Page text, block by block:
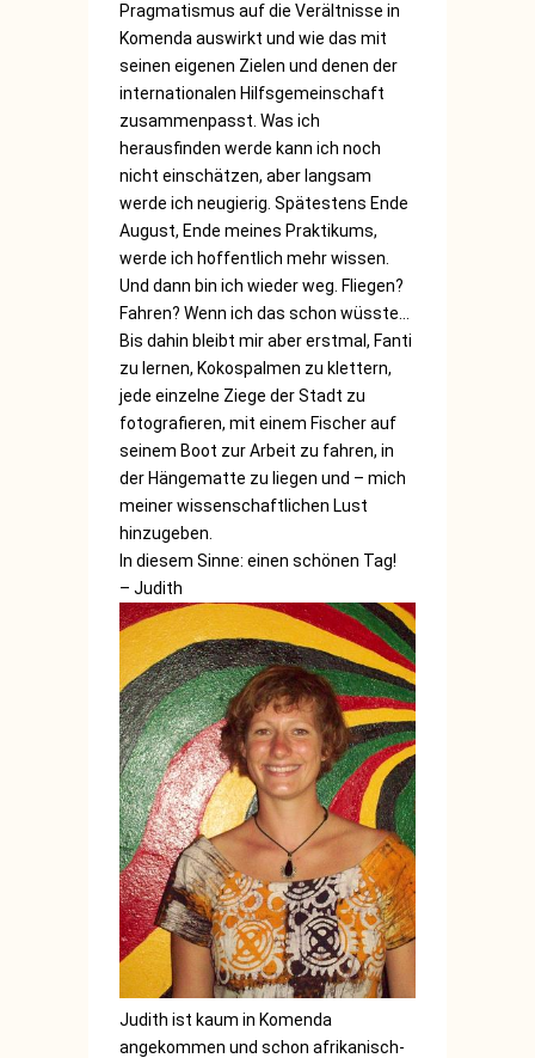
Pragmatismus auf die Verältnisse in
Komenda auswirkt und wie das mit
seinen eigenen Zielen und denen der
internationalen Hilfsgemeinschaft
zusammenpasst. Was ich
herausfinden werde kann ich noch
nicht einschätzen, aber langsam
werde ich neugierig. Spätestens Ende
August, Ende meines Praktikums,
werde ich hoffentlich mehr wissen.
Und dann bin ich wieder weg. Fliegen?
Fahren? Wenn ich das schon wüsste…
Bis dahin bleibt mir aber erstmal, Fanti
zu lernen, Kokospalmen zu klettern,
jede einzelne Ziege der Stadt zu
fotografieren, mit einem Fischer auf
seinem Boot zur Arbeit zu fahren, in
der Hängematte zu liegen und – mich
meiner wissenschaftlichen Lust
hinzugeben.
In diesem Sinne: einen schönen Tag!
– Judith
Judith ist kaum in Komenda
angekommen und schon afrikanisch-